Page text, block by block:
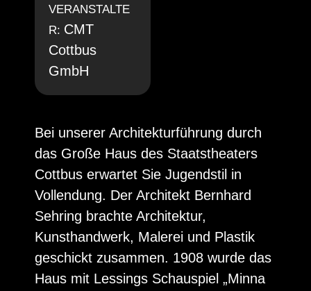
VERANSTALTE
R: CMT
Cottbus
GmbH
Bei unserer Architekturführung durch
das Große Haus des Staatstheaters
Cottbus erwartet Sie Jugendstil in
Vollendung. Der Architekt Bernhard
Sehring brachte Architektur,
Kunsthandwerk, Malerei und Plastik
geschickt zusammen. 1908 wurde das
Haus mit Lessings Schauspiel „Minna